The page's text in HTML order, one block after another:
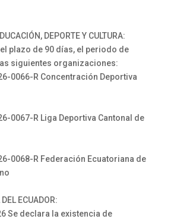
DEPORTE Y CULTURA:
plazo de 90 días, el periodo de
siguientes organizaciones:
0066-R Concentración Deportiva
0067-R Liga Deportiva Cantonal de
0068-R Federación Ecuatoriana de
ECUADOR:
Se declara la existencia de